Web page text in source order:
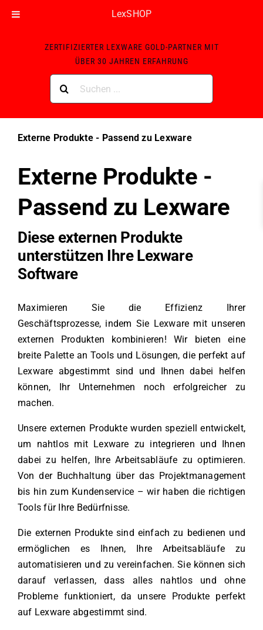
LexSHOP
ZERTIFIZIERTER LEXWARE GOLD-PARTNER MIT
ÜBER 30 JAHREN ERFAHRUNG
nach:
Externe Produkte - Passend zu Lexware
Externe Produkte -
Passend zu Lexware
Diese externen Produkte
unterstützen Ihre Lexware
Software
Maximieren Sie die Effizienz Ihrer
Geschäftsprozesse, indem Sie Lexware mit unseren
externen Produkten kombinieren! Wir bieten eine
breite Palette an Tools und Lösungen, die perfekt auf
Lexware abgestimmt sind und Ihnen dabei helfen
können, Ihr Unternehmen noch erfolgreicher zu
machen.
Unsere externen Produkte wurden speziell entwickelt,
um nahtlos mit Lexware zu integrieren und Ihnen
dabei zu helfen, Ihre Arbeitsabläufe zu optimieren.
Von der Buchhaltung über das Projektmanagement
bis hin zum Kundenservice – wir haben die richtigen
Tools für Ihre Bedürfnisse.
Die externen Produkte sind einfach zu bedienen und
ermöglichen es Ihnen, Ihre Arbeitsabläufe zu
automatisieren und zu vereinfachen. Sie können sich
darauf verlassen, dass alles nahtlos und ohne
Probleme funktioniert, da unsere Produkte perfekt
auf Lexware abgestimmt sind.